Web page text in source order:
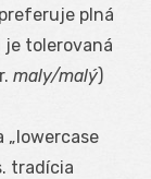
plná
tolerovaná
maly/malý)
„lowercase
tradícia